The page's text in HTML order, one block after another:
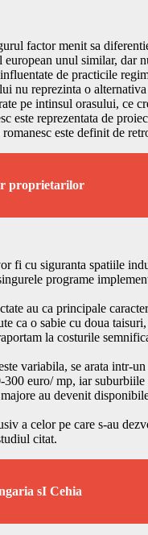
factor menit sa
unul similar, dar
de practicile
nu reprezinta o
pe intinsul orasului, ce
este reprezentata de
este definit de
proprietarilor
fi cu siguranta spatiile
programe
au ca principale
ca o sabie cu doua
la costurile
variabila, se arata intr-
euro/ mp, iar
au devenit
a celor pe care s-au
citat.
sI Cehia